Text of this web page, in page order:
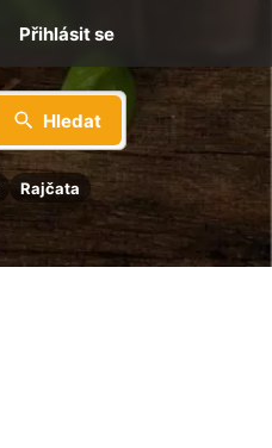
Hledat
Rajčata
Přihlásit se